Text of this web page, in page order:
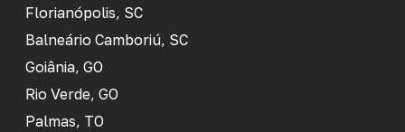
Florianópolis, SC
Balneário Camboriú, SC
Goiânia, GO
Rio Verde, GO
Palmas, TO